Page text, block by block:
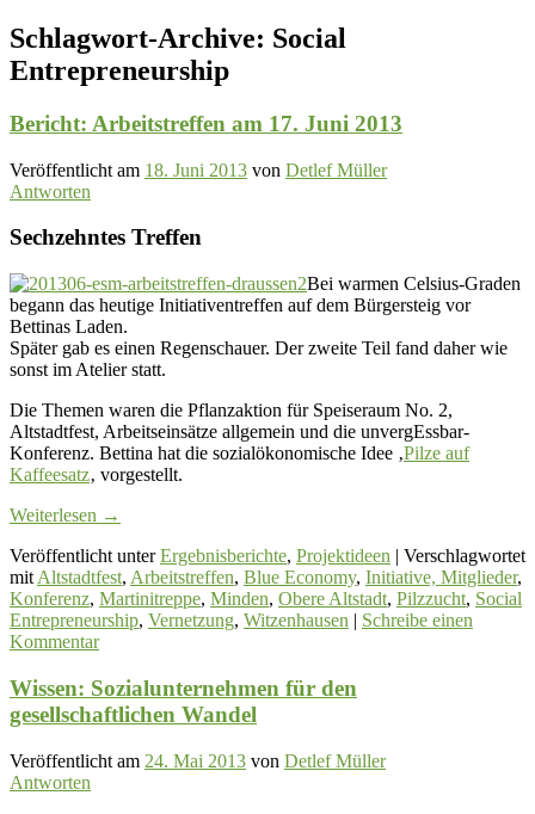
Schlagwort-Archive: Social
Entrepreneurship
Bericht: Arbeitstreffen am 17. Juni 2013
Veröffentlicht am 18. Juni 2013 von Detlef Müller
Antworten
Sechzehntes Treffen
Bei warmen Celsius-Graden
begann das heutige Initiativentreffen auf dem Bürgersteig vor
Bettinas Laden.
Später gab es einen Regenschauer. Der zweite Teil fand daher wie
sonst im Atelier statt.
Die Themen waren die Pflanzaktion für Speiseraum No. 2,
Altstadtfest, Arbeitseinsätze allgemein und die unvergEssbar-
Konferenz. Bettina hat die sozialökonomische Idee ‚Pilze auf
Kaffeesatz‚ vorgestellt.
Weiterlesen →
Veröffentlicht unter Ergebnisberichte, Projektideen | Verschlagwortet
mit Altstadtfest, Arbeitstreffen, Blue Economy, Initiative, Mitglieder,
Konferenz, Martinitreppe, Minden, Obere Altstadt, Pilzzucht, Social
Entrepreneurship, Vernetzung, Witzenhausen | Schreibe einen
Kommentar
Wissen: Sozialunternehmen für den
gesellschaftlichen Wandel
Veröffentlicht am 24. Mai 2013 von Detlef Müller
Antworten